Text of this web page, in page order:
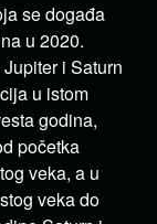
se događa
u 2020.
i Saturn
u istom
godina,
početka
veka, a u
veka do